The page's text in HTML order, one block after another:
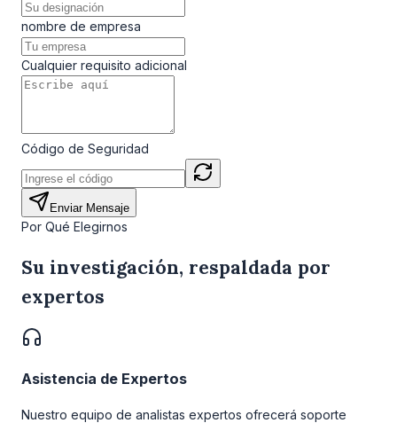
nombre de empresa
Cualquier requisito adicional
Código de Seguridad
Enviar Mensaje
Por Qué Elegirnos
Su investigación, respaldada por
expertos
Asistencia de Expertos
Nuestro equipo de analistas expertos ofrecerá soporte